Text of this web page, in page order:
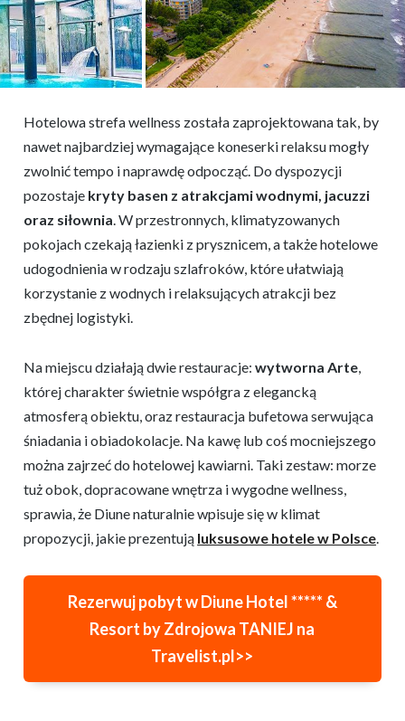
Hotelowa strefa wellness została zaprojektowana tak, by
nawet najbardziej wymagające koneserki relaksu mogły
zwolnić tempo i naprawdę odpocząć. Do dyspozycji
pozostaje kryty basen z atrakcjami wodnymi, jacuzzi
oraz siłownia . W przestronnych, klimatyzowanych
pokojach czekają łazienki z prysznicem, a także hotelowe
udogodnienia w rodzaju szlafroków, które ułatwiają
korzystanie z wodnych i relaksujących atrakcji bez
zbędnej logistyki.
Na miejscu działają dwie restauracje:wytworna Arte
której charakter świetnie współgra z elegancką
atmosferą obiektu, oraz restauracja bufetowa serwująca
śniadania i obiadokolacje. Na kawę lub coś mocniejszego
można zajrzeć do hotelowej kawiarni. Taki zestaw: morze
tuż obok, dopracowane wnętrza i wygodne wellness,
sprawia, że Diune naturalnie wpisuje się w klimat
propozycji, jakie prezentują luksusowe hotele w Polsce
Rezerwuj pobyt wDiune Hotel ***** &
Resort by Zdrojowa TANIEJ na
Travelist.pl>>